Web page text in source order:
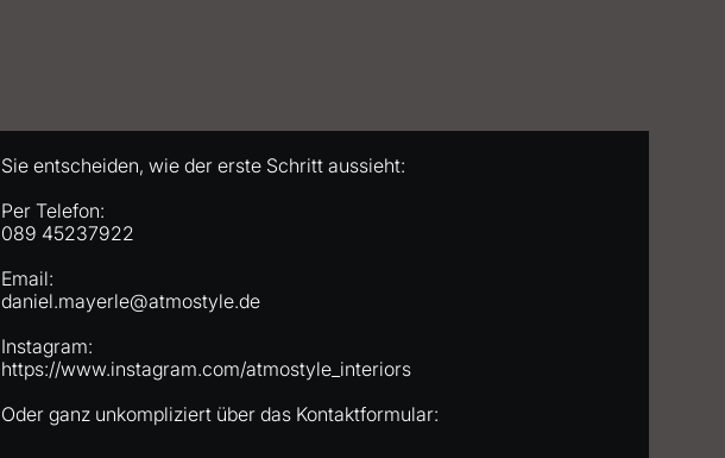
Sie entscheiden, wie der erste Schritt aussieht:
Per Telefon:
089 45237922
Email:
daniel.mayerle@atmostyle.de
Instagram:
https://www.instagram.com/atmostyle_interiors
Oder ganz unkompliziert über das Kontaktformular: